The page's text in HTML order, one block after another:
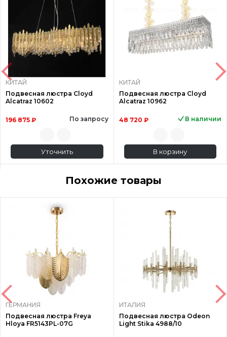
КИТАЙ
Подвесная люстра Cloyd
Alcatraz 10602
196 875 ₽ По запросу
Уточнить
КИТАЙ
Подвесная люстра Cloyd
Alcatraz 10962
48 720 ₽ В наличии
В корзину
Похожие товары
ГЕРМАНИЯ
Подвесная люстра Freya
Hloya FR5143PL-07G
ИТАЛИЯ
Подвесная люстра Odeon
Light Stika 4988/10